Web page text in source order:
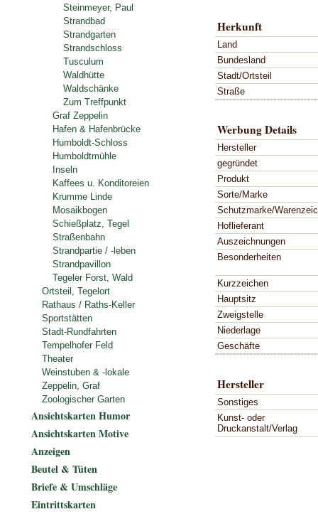
Herkunft
Land
Bundesland
Stadt/Ortsteil
Straße
Werbung Details
Hersteller
gegründet
Produkt
Sorte/Marke
Schutzmarke/
Hoflieferant
Auszeichnungen
Besonderheiten
Kurzzeichen
Hauptsitz
Zweigstelle
Niederlage
Geschäfte
Hersteller
Sonstiges
Kunst- oder
Druckanstalt/Verlag
Steinmeyer, Paul
Strandbad
Strandgarten
Strandschloss
Tusculum
Waldhütte
Waldschänke
Zum Treffpunkt
Graf Zeppelin
Hafen & Hafenbrücke
Humboldt-Schloss
Humboldtmühle
Inseln
Kaffees u. Konditoreien
Krumme Linde
Mosaikbogen
Schießplatz, Tegel
Straßenbahn
Strandpartie / -leben
Strandpavillon
Tegeler Forst, Wald
Ortsteil, Tegelort
Rathaus / Raths-Keller
Sportstätten
Stadt-Rundfahrten
Tempelhofer Feld
Theater
Weinstuben & -lokale
Zeppelin, Graf
Zoologischer Garten
Ansichtskarten Humor
Ansichtskarten Motive
Anzeigen
Beutel & Tüten
Briefe & Umschläge
Eintrittskarten